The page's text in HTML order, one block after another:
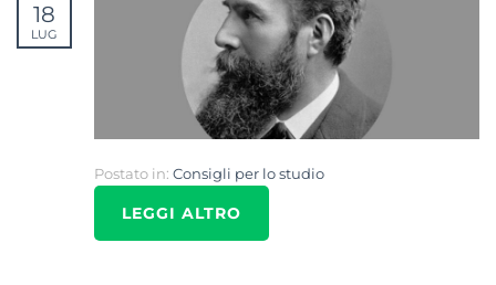
18
LUG
Postato in: Consigli per lo studio
LEGGI ALTRO